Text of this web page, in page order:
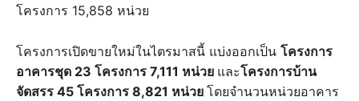
โครงการ 15,858 หน่วย
โครงการเปิดขายใหม่ในไตรมาสนี้ แบ่งออกเป็น โครงการ
อาคารชุด 23 โครงการ 7,111 หน่วย และโครงการบ้าน
จัดสรร 45 โครงการ 8,821 หน่วย โดยจำนวนหน่วยอาคาร